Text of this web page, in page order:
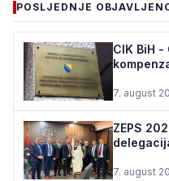
TEŠANJ I
160.000
ZA STADION
5. august 2026.•161 pregleda
POSLJEDNJE
CIK BiH
7. august
ZEPS
7. august